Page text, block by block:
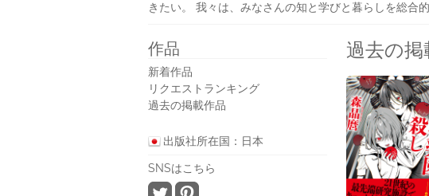
きたい。 我々は、みなさんの知と学びと暮らしを総合
作品
新着作品
リクエストランキング
過去の掲載作品
出版社所在国：日本
SNSはこちら
過去の掲